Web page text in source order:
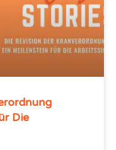
Die